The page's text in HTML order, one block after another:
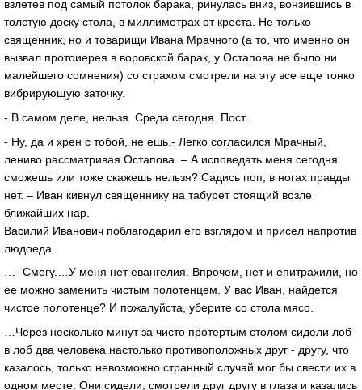
взлетев под самый потолок барака, ринулась вниз, вонзившись в
толстую доску стола, в миллиметрах от креста. Не только
священник, но и товарищи Ивана Мрачного (а то, что именно он
вызвал протоиерея в воровской барак, у Остапова не было ни
малейшего сомнения) со страхом смотрели на эту все еще тонко
вибрирующую заточку.
- В самом деле, нельзя. Среда сегодня. Пост.
- Ну, да и хрен с тобой, не ешь.- Легко согласился Мрачный,
лениво рассматривая Остапова. – А исповедать меня сегодня
сможешь или тоже скажешь нельзя? Садись поп, в ногах правды
нет. – Иван кивнул священнику на табурет стоящий возле
ближайших нар.
Василий Иванович поблагодарил его взглядом и присел напротив
людоеда.
…- Смогу.…У меня нет евангелия. Впрочем, нет и епитрахили, но
ее можно заменить чистым полотенцем. У вас Иван, найдется
чистое полотенце? И пожалуйста, уберите со стола мясо.
…Через несколько минут за чисто протертым столом сидели лоб
в лоб два человека настолько противоположных друг - другу, что
казалось, только невозможно странный случай мог бы свести их в
одном месте. Они сидели, смотрели друг другу в глаза и казались